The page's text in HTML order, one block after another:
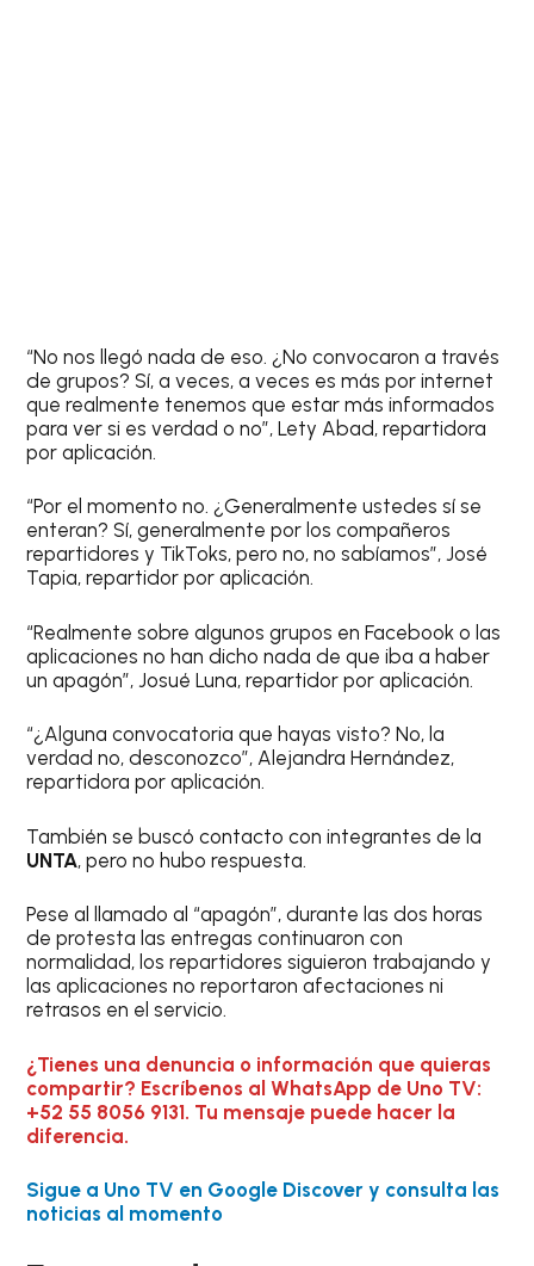
“No nos llegó nada de eso. ¿No convocaron a través
de grupos? Sí, a veces, a veces es más por internet
que realmente tenemos que estar más informados
para ver si es verdad o no”, Lety Abad, repartidora
por aplicación.
“Por el momento no. ¿Generalmente ustedes sí se
enteran? Sí, generalmente por los compañeros
repartidores y TikToks, pero no, no sabíamos”, José
Tapia, repartidor por aplicación.
“Realmente sobre algunos grupos en Facebook o las
aplicaciones no han dicho nada de que iba a haber
un apagón”, Josué Luna, repartidor por aplicación.
“¿Alguna convocatoria que hayas visto? No, la
verdad no, desconozco”, Alejandra Hernández,
repartidora por aplicación.
También se buscó contacto con integrantes de la
UNTA, pero no hubo respuesta.
Pese al llamado al “apagón”, durante las dos horas
de protesta las entregas continuaron con
normalidad, los repartidores siguieron trabajando y
las aplicaciones no reportaron afectaciones ni
retrasos en el servicio.
¿Tienes una denuncia o información que quieras
compartir? Escríbenos al WhatsApp de Uno TV:
+52 55 8056 9131. Tu mensaje puede hacer la
diferencia.
Sigue a Uno TV en Google Discover y consulta las
noticias al momento